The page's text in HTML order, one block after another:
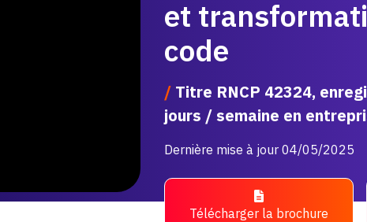
et
code
/ Titre RNCP 42324,
jours / semaine en
Dernière mise à jour 04/05/2025
Télécharger la brochure